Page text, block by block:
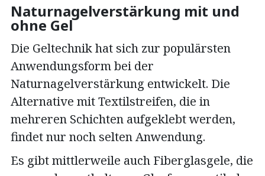
Naturnagelverstärkung mit und
ohne Gel
Die Geltechnik hat sich zur populärsten
Anwendungsform bei der
Naturnagelverstärkung entwickelt. Die
Alternative mit Textilstreifen, die in
mehreren Schichten aufgeklebt werden,
findet nur noch selten Anwendung.
Es gibt mittlerweile auch Fiberglasgele, die